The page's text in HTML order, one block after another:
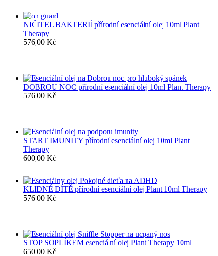
NIČITEL BAKTERIÍ přírodní esenciální olej 10ml Plant
Therapy
576,00 Kč
DOBROU NOC přírodní esenciální olej 10ml Plant Therapy
576,00 Kč
START IMUNITY přírodní esenciální olej 10ml Plant
Therapy
600,00 Kč
KLIDNÉ DÍTĚ přírodní esenciální olej Plant 10ml Therapy
576,00 Kč
STOP SOPLÍKEM esenciální olej Plant Therapy 10ml
650,00 Kč